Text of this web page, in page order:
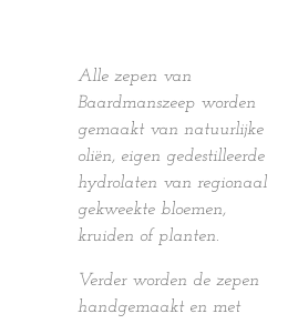
Alle zepen van
Baardmanszeep worden
gemaakt van natuurlijke
oliën, eigen gedestilleerde
hydrolaten van regionaal
gekweekte bloemen,
kruiden of planten.
Verder worden de zepen
handgemaakt en met